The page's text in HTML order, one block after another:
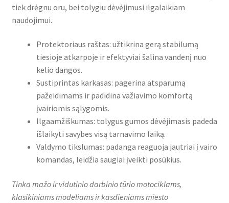
tiek drėgnu oru, bei tolygiu dėvėjimusi ilgalaikiam
naudojimui.
Protektoriaus raštas: užtikrina gerą stabilumą
tiesioje atkarpoje ir efektyviai šalina vandenį nuo
kelio dangos.
Sustiprintas karkasas: pagerina atsparumą
pažeidimams ir padidina važiavimo komfortą
įvairiomis sąlygomis.
Ilgaamžiškumas: tolygus gumos dėvėjimasis padeda
išlaikyti savybes visą tarnavimo laiką.
Valdymo tikslumas: padanga reaguoja jautriai į vairo
komandas, leidžia saugiai įveikti posūkius.
Tinka mažo ir vidutinio darbinio tūrio motociklams,
klasikiniams modeliams ir kasdieniams miesto